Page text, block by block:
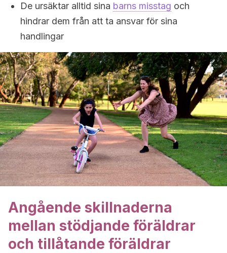
De ursäktar alltid sina barns misstag och
hindrar dem från att ta ansvar för sina
handlingar
Angående skillnaderna
mellan stödjande föräldrar
och tillåtande föräldrar